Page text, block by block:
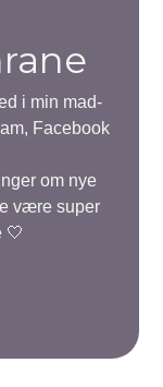
i min mad-
Facebook
om nye
være super
🤍